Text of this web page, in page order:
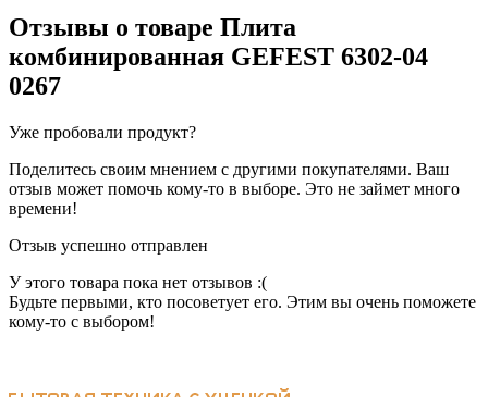
Отзывы о товаре Плита
комбинированная GEFEST 6302-04
0267
Уже пробовали продукт?
Поделитесь своим мнением с другими покупателями. Ваш
отзыв может помочь кому-то в выборе. Это не займет много
времени!
Отзыв успешно отправлен
У этого товара пока нет отзывов :(
Будьте первыми, кто посоветует его. Этим вы очень поможете
кому-то с выбором!